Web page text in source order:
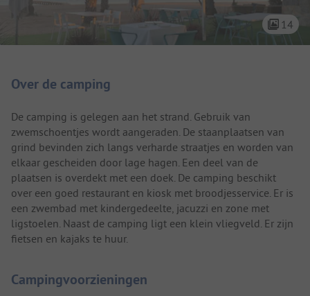
14
Over de camping
De camping is gelegen aan het strand. Gebruik van
zwemschoentjes wordt aangeraden. De staanplaatsen van
grind bevinden zich langs verharde straatjes en worden van
elkaar gescheiden door lage hagen. Een deel van de
plaatsen is overdekt met een doek. De camping beschikt
over een goed restaurant en kiosk met broodjesservice. Er is
een zwembad met kindergedeelte, jacuzzi en zone met
ligstoelen. Naast de camping ligt een klein vliegveld. Er zijn
fietsen en kajaks te huur.
Campingvoorzieningen